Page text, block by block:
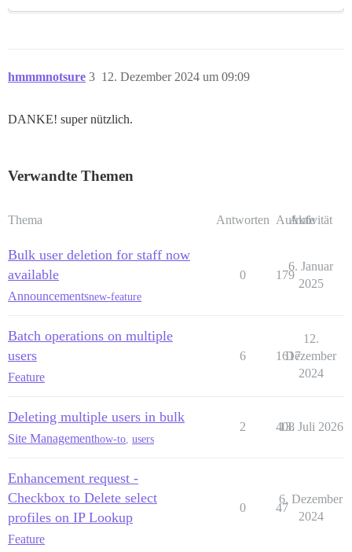
hmmmnotsure 12. Dezember 2024 um 09:09
3
DANKE! super nützlich.
Verwandte Themen
Thema Antworten Aufrufe
Aktivität
Bulk user deletion for staff now
available
Announcementsnew-feature
0 179
6. Januar
2025
Batch operations on multiple
users
Feature
6 1617
12.
Dezember
2024
Deleting multiple users in bulk
Site Managementhow-to users
2 408
13. Juli 2026
Enhancement request -
Checkbox to Delete select
profiles on IP Lookup
Feature
0 47
6. Dezember
2024